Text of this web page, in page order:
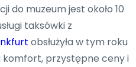
do muzeum jest około 10
taksówki z
obsłużyła w tym roku
przystępne ceny i